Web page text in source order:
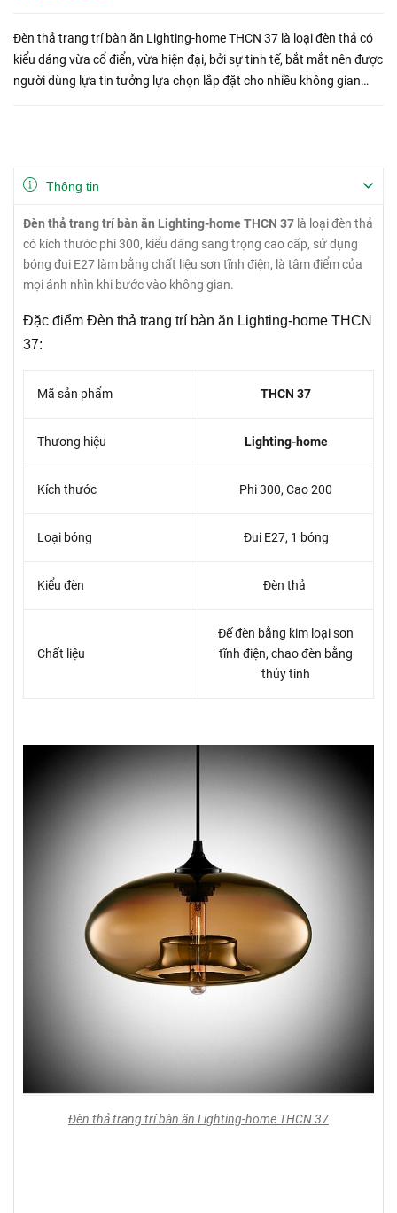
Đèn thả trang trí bàn ăn Lighting-home THCN 37 là loại đèn thả có
kiểu dáng vừa cổ điển, vừa hiện đại, bởi sự tinh tế, bắt mắt nên được
người dùng lựa tin tưởng lựa chọn lắp đặt cho nhiều không gian
Thông tin
Đèn thả trang trí bàn ăn Lighting-home THCN 37 là loại đèn thả
có kích thước phi 300, kiểu dáng sang trọng cao cấp, sử dụng
bóng đui E27 làm bằng chất liệu sơn tĩnh điện, là tâm điểm của
mọi ánh nhìn khi bước vào không gian.
Đặc điểm Đèn thả trang trí bàn ăn Lighting-home THCN
37:
Mã sản phẩm THCN 37
Thương hiệu Lighting-home
Kích thước Phi 300, Cao 200
Loại bóng Đui E27, 1 bóng
Kiểu đèn Đèn thả
Chất liệu
Đế đèn bằng kim loại sơn
tĩnh điện, chao đèn bằng
thủy tinh
Đèn thả trang trí bàn ăn Lighting-home THCN 37